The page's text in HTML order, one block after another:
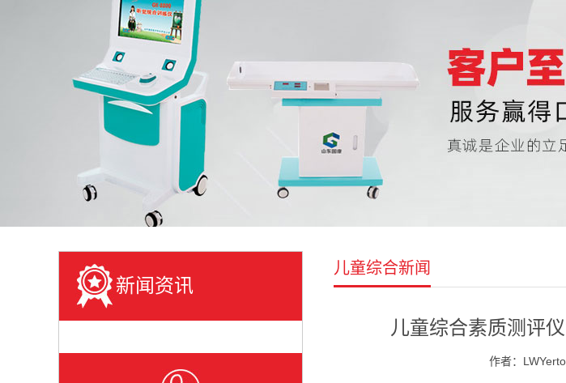
新闻资讯
儿童综合新闻
儿童综合素质测评
作者：